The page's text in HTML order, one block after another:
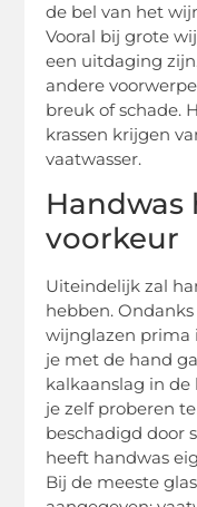
de bel van het
Vooral bij grote
een uitdaging
andere
breuk of schade.
krassen krijgen
vaatwasser.
Handwas
voorkeur
Uiteindelijk zal
hebben.
wijnglazen prima
je met de hand
kalkaanslag in
je zelf proberen
beschadigd door
heeft handwas
Bij de meeste